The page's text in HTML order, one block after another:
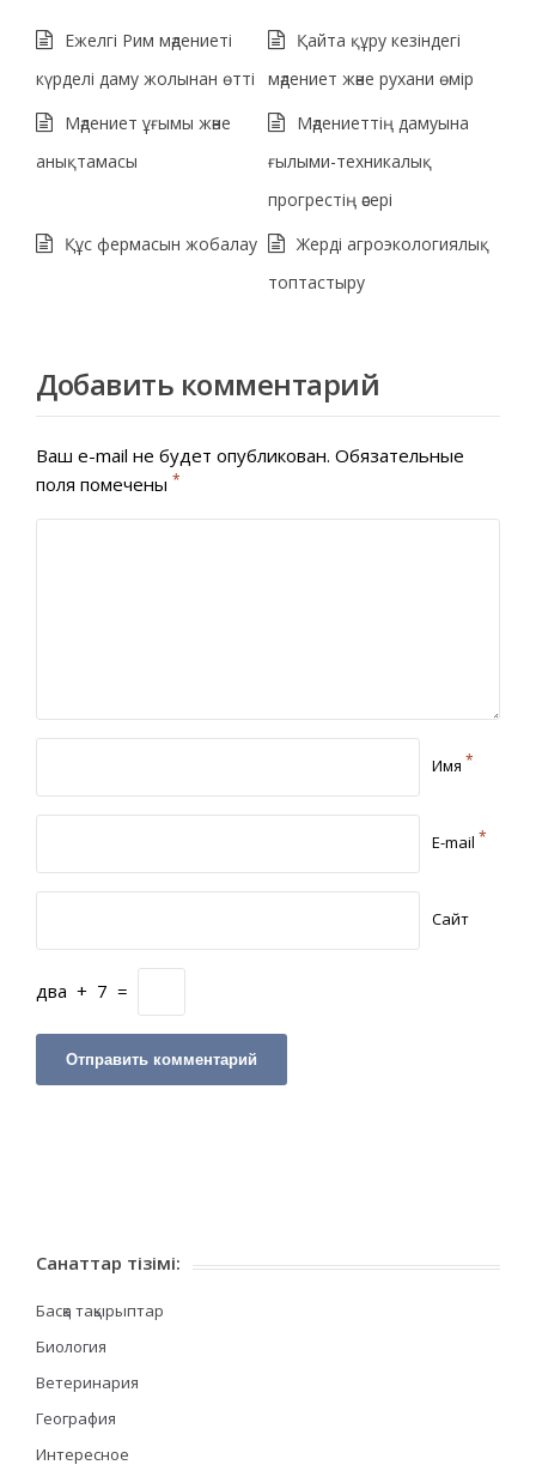
Ежелгі Рим мәдениеті
күрделі даму жолынан өтті
Қайта құру кезіндегі
мәдениет және рухани өмір
Мәдениет ұғымы және
анықтамасы
Мәдениеттің дамуына
ғылыми-техникалық
прогрестің әсері
Құс фермасын жобалау
Жерді агроэкологиялық
топтастыру
Добавить комментарий
Ваш e-mail не будет опубликован. Обязательные
поля помечены *
Имя *
E-mail *
Сайт
два + 7 =
Санаттар тізімі:
Басқа тақырыптар
Биология
Ветеринария
География
Интересное